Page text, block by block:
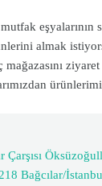
eşyalarının
almak
Çarşısı
Bağcılar/